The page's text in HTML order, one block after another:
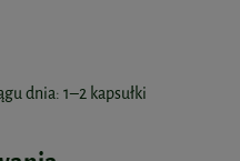
dnia: 1–2 kapsułki